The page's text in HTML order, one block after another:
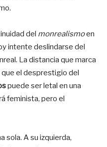
del monrealismoen
intente deslindarse del
La distancia que marca
que el desprestigio del
puede ser letal en una
feminista, pero el
sola. A su izquierda,